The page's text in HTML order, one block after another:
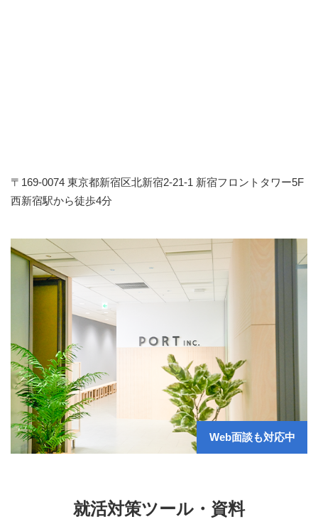
〒169-0074 東京都新宿区北新宿2-21-1 新宿フロントタワー5F
西新宿駅から徒歩4分
Web面談も対応中
就活対策ツール・資料